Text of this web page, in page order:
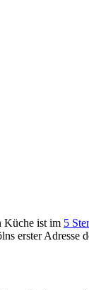
Küche ist im 5
erster Adresse